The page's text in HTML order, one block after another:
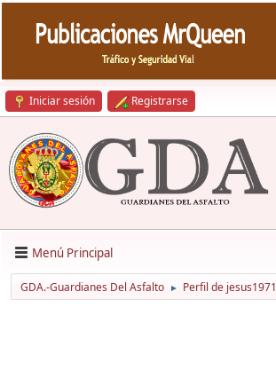
Iniciar sesión Registrarse
Menú Principal
GDA.-Guardianes Del Asfalto ► Perfil de jesus1971